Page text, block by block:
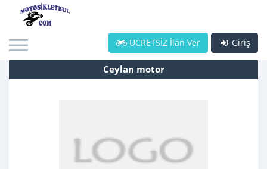
Giriş
ÜCRETSİZ İlan Ver
Ceylan motor